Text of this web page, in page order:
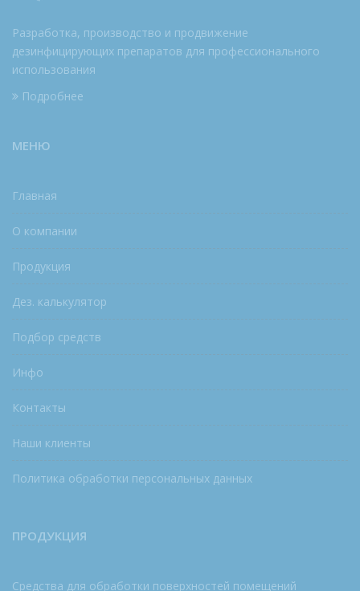
Разработка, производство и продвижение
дезинфицирующих препаратов для профессионального
использования
Подробнее
МЕНЮ
Главная
О компании
Продукция
Дез. калькулятор
Подбор средств
Инфо
Контакты
Наши клиенты
Политика обработки персональных данных
ПРОДУКЦИЯ
Средства для обработки поверхностей помещений